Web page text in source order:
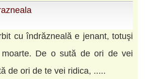
cu îndrăzneală e jenant, totuşi
De o sută de ori de vei
de ori de te vei ridica, .....